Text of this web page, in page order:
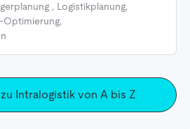
, Logistikplanung,
Optimierung,
Intralogistik von A bis Z